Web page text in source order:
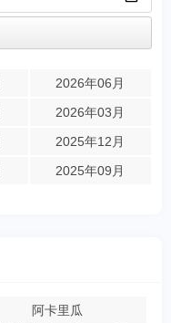
2026年06月
2026年03月
2025年12月
2025年09月
阿卡里瓜